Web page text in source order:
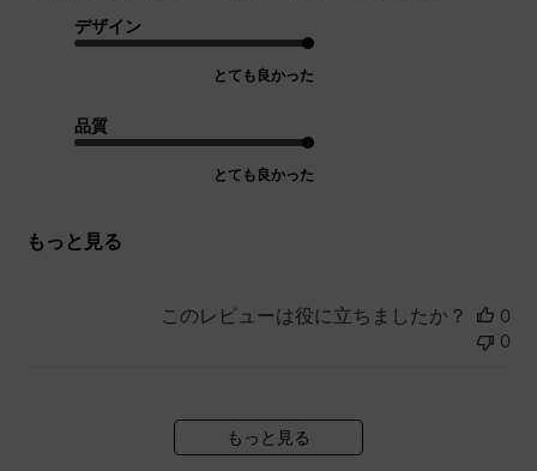
デザイン
とても良かった
品質
とても良かった
もっと見る
このレビューは役に立ちましたか？
0
0
もっと見る